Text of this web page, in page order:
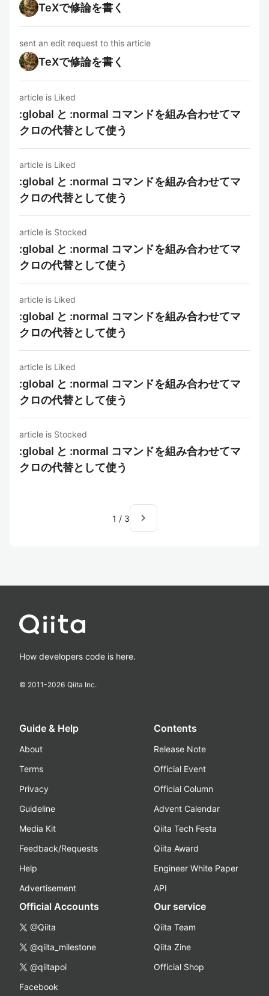
TeXで修論を書く
sent an edit request to this article
TeXで修論を書く
article is Liked
:global と :normal コマンドを組み合わせてマ
クロの代替として使う
article is Liked
:global と :normal コマンドを組み合わせてマ
クロの代替として使う
article is Stocked
:global と :normal コマンドを組み合わせてマ
クロの代替として使う
article is Liked
:global と :normal コマンドを組み合わせてマ
クロの代替として使う
article is Liked
:global と :normal コマンドを組み合わせてマ
クロの代替として使う
article is Stocked
:global と :normal コマンドを組み合わせてマ
クロの代替として使う
1 / 3 navigate_next
How developers code is here.
© 2011-2026 Qiita Inc.
Guide & Help
About
Terms
Privacy
Guideline
Media Kit
Feedback/Requests
Help
Advertisement
Contents
Release Note
Official Event
Official Column
Advent Calendar
Qiita Tech Festa
Qiita Award
Engineer White Paper
API
Official Accounts
@Qiita
@qiita_milestone
@qiitapoi
Facebook
Our service
Qiita Team
Qiita Zine
Official Shop